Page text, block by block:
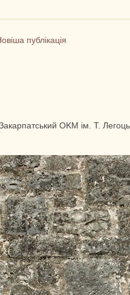
публікація
OKM ім. Т.